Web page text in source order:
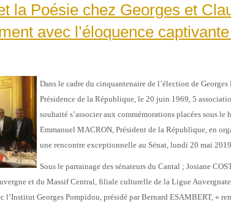
la Poésie chez Georges et
avec l’éloquence captivante
Dans le cadre du cinquantenaire de l’élection de Georges
Présidence de la République, le 20 juin 1969, 5
souhaité s’associer aux commémorations placées sous le
Emmanuel MACRON, Président de la République, en
une rencontre exceptionnelle au Sénat, lundi 20 mai
Sous le parrainage des sénateurs du Cantal ; Josiane
et du Massif Central, filiale culturelle de la Ligue
l’Institut Georges Pompidou, présidé par Bernard ESAMBERT, «